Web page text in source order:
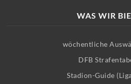
WAS WIR
wöchentliche
DFB
Stadion-Guide